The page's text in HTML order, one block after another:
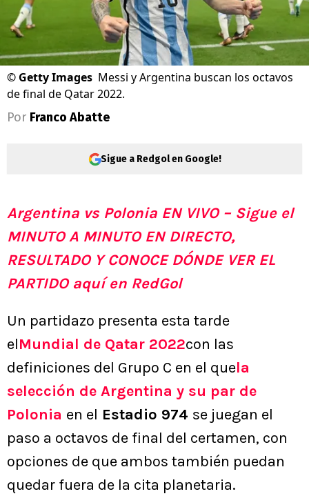
© Getty Images Messi y Argentina buscan los octavos
de final de Qatar 2022.
Por Franco Abatte
Sigue a Redgol en Google!
Argentina vs Polonia EN VIVO – Sigue el
MINUTO A MINUTO EN DIRECTO,
RESULTADO Y CONOCE DÓNDE VER EL
PARTIDO aquí en RedGol
Un partidazo presenta esta tarde
elMundial de Qatar 2022con las
definiciones del Grupo C en el quela
selección de Argentina y su par de
Polonia en el Estadio 974 se juegan el
paso a octavos de final del certamen, con
opciones de que ambos también puedan
quedar fuera de la cita planetaria.